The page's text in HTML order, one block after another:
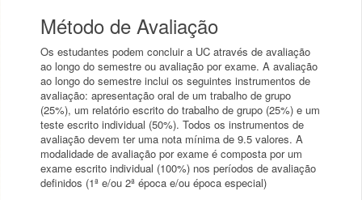
Método de Avaliação
Os estudantes podem concluir a UC através de avaliação
ao longo do semestre ou avaliação por exame. A avaliação
ao longo do semestre inclui os seguintes instrumentos de
avaliação: apresentação oral de um trabalho de grupo
(25%), um relatório escrito do trabalho de grupo (25%) e um
teste escrito individual (50%). Todos os instrumentos de
avaliação devem ter uma nota mínima de 9.5 valores. A
modalidade de avaliação por exame é composta por um
exame escrito individual (100%) nos períodos de avaliação
definidos (1ª e/ou 2ª época e/ou época especial)